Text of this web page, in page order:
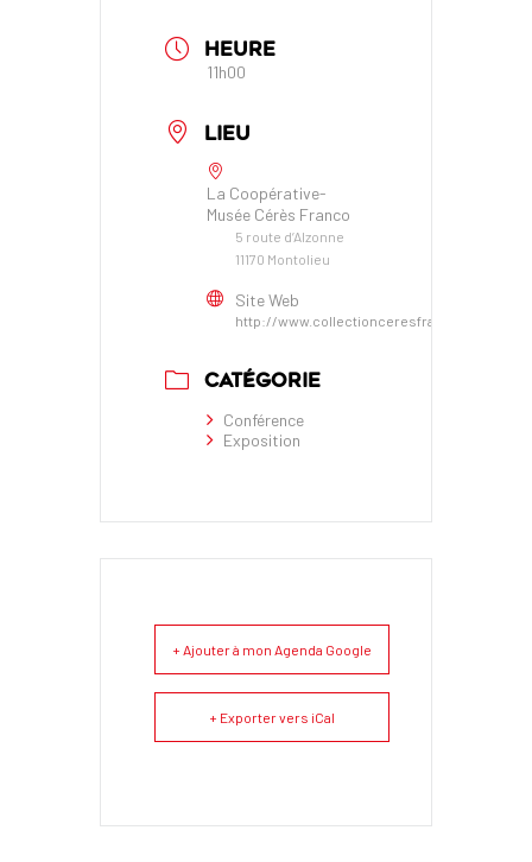
HEURE
11h00
LIEU
La Coopérative-
Musée Cérès Franco
5 route d’Alzonne
11170 Montolieu
Site Web
http://www.collectionceresfranco.com
CATÉGORIE
Conférence
Exposition
+ Ajouter à mon Agenda Google
+ Exporter vers iCal